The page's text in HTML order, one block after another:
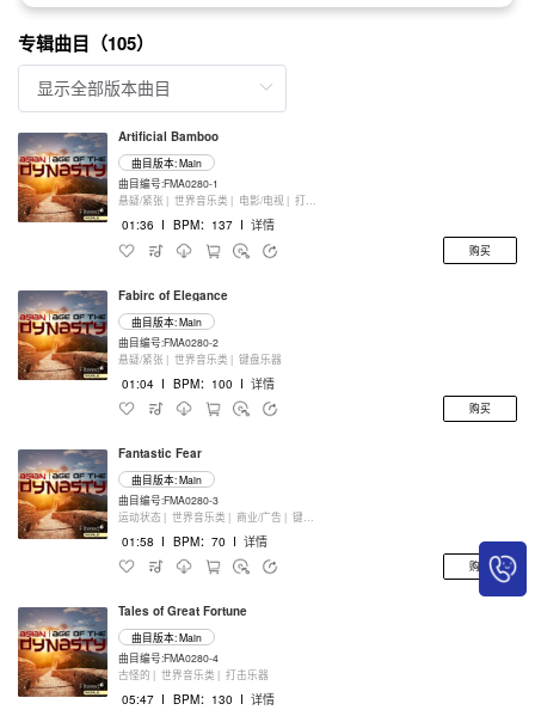
专辑曲目（105）
Artificial Bamboo
曲目版本: Main
曲目编号:FMA0280-1
悬疑/紧张 | 世界音乐类 | 电影/电视 | 打击乐器
01:36 I BPM：137 I 详情
购买
Fabirc of Elegance
曲目版本: Main
曲目编号:FMA0280-2
悬疑/紧张 | 世界音乐类 | 键盘乐器
01:04 I BPM：100 I 详情
购买
Fantastic Fear
曲目版本: Main
曲目编号:FMA0280-3
运动状态 | 世界音乐类 | 商业/广告 | 键盘乐器
01:58 I BPM：70 I 详情
购买
Tales of Great Fortune
曲目版本: Main
曲目编号:FMA0280-4
古怪的 | 世界音乐类 | 打击乐器
05:47 I BPM：130 I 详情